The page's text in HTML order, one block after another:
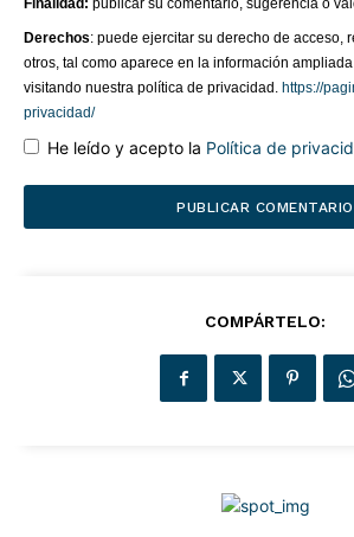
Página 13
compromiso con la calidad informativa.
Finalidad: publicar su comentario, sugerencia o
Derechos: puede ejercitar su derecho de acceso,
otros, tal como aparece en la información
visitando nuestra política de privacidad. https://
privacidad/
He leído y acepto la Política de
COMPÁRTELO: